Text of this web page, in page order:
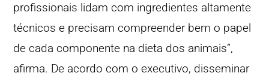
profissionais lidam com ingredientes altamente
técnicos e precisam compreender bem o papel
de cada componente na dieta dos animais”,
afirma. De acordo com o executivo, disseminar